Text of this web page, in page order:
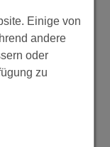
Einige von
andere
oder
zu